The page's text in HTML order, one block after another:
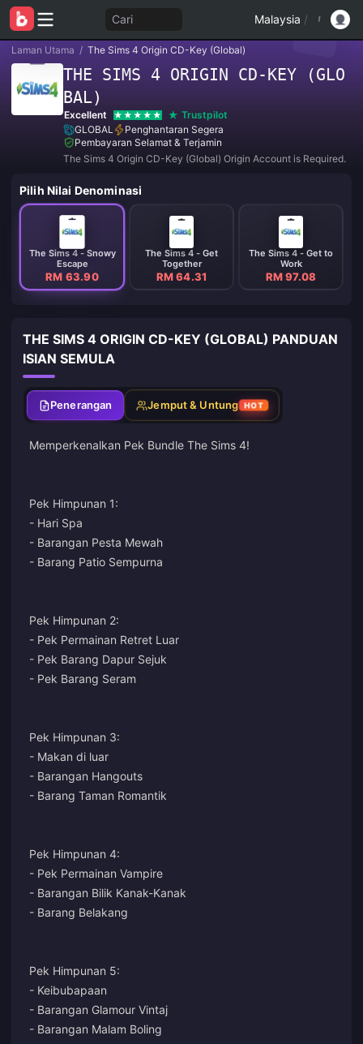
Cari Malaysia /
Laman Utama / The Sims 4 Origin CD-Key (Global)
THE SIMS 4 ORIGIN CD-KEY (GLO
BAL)
Excellent
Trustpilot
GLOBAL
Penghantaran Segera
Pembayaran Selamat & Terjamin
The Sims 4 Origin CD-Key (Global) Origin Account is Required.
Pilih Nilai Denominasi
The Sims 4 - Snowy
Escape
RM 63.90
The Sims 4 - Get
Together
RM 64.31
The Sims 4 - Get to
Work
RM 97.08
THE SIMS 4 ORIGIN CD-KEY (GLOBAL) PANDUAN
ISIAN SEMULA
Penerangan Jemput & Untung HOT
Memperkenalkan Pek Bundle The Sims 4!
Pek Himpunan 1:
- Hari Spa
- Barangan Pesta Mewah
- Barang Patio Sempurna
Pek Himpunan 2:
- Pek Permainan Retret Luar
- Pek Barang Dapur Sejuk
- Pek Barang Seram
Pek Himpunan 3:
- Makan di luar
- Barangan Hangouts
- Barang Taman Romantik
Pek Himpunan 4:
- Pek Permainan Vampire
- Barangan Bilik Kanak-Kanak
- Barang Belakang
Pek Himpunan 5:
- Keibubapaan
- Barangan Glamour Vintaj
- Barangan Malam Boling